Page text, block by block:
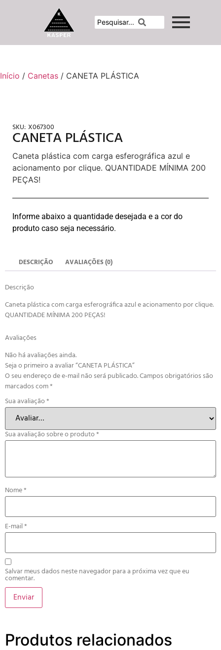
Início / Canetas / CANETA PLÁSTICA
SKU: X067300
CANETA PLÁSTICA
Caneta plástica com carga esferográfica azul e
acionamento por clique. QUANTIDADE MÍNIMA 200
PEÇAS!
Informe abaixo a quantidade desejada e a cor do
produto caso seja necessário.
DESCRIÇÃO AVALIAÇÕES (0)
Descrição
Caneta plástica com carga esferográfica azul e acionamento por clique.
QUANTIDADE MÍNIMA 200 PEÇAS!
Avaliações
Não há avaliações ainda.
Seja o primeiro a avaliar “CANETA PLÁSTICA”
O seu endereço de e-mail não será publicado.Campos obrigatórios são
marcados com*
Sua avaliação*
Sua avaliação sobre o produto*
Nome*
E-mail*
Salvar meus dados neste navegador para a próxima vez que eu
comentar.
Produtos relacionados